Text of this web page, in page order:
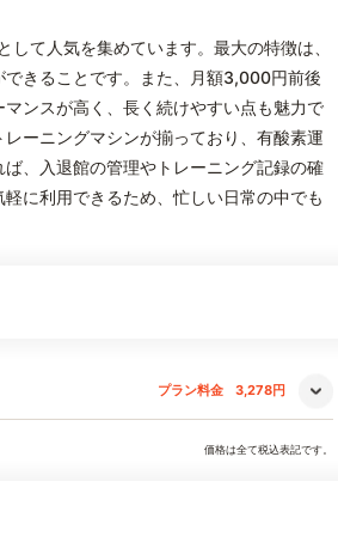
て人気を集めています。最大の特徴は、
きることです。また、月額3,000円前後
ンスが高く、長く続けやすい点も魅力で
ーニングマシンが揃っており、有酸素運
、入退館の管理やトレーニング記録の確
に利用できるため、忙しい日常の中でも
プラン料金 3,278円
価格は全て税込表記です。